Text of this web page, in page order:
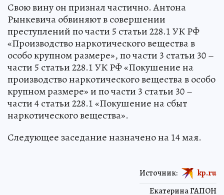
Свою вину он признал частично. Антона
Рынкевича обвиняют в совершении
преступлений по части 5 статьи 228.1 УК РФ
«Производство наркотического вещества в
особо крупном размере», по части 3 статьи 30 –
части 5 статьи 228.1 УК РФ «Покушение на
производство наркотического вещества в особо
крупном размере» и по части 3 статьи 30 –
части 4 статьи 228.1 «Покушение на сбыт
наркотического вещества».
Следующее заседание назначено на 14 мая.
Екатерина ГАПОН
Источник: kp.ru